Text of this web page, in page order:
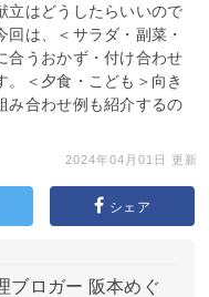
立はどうしたらいいので
は、＜サラダ・副菜・
合うおかず・付け合わせ
。＜夕食・こども＞向き
み合わせ例も紹介するの
2024年04月01日 更新
シェア
ブロガー 阪本めぐ